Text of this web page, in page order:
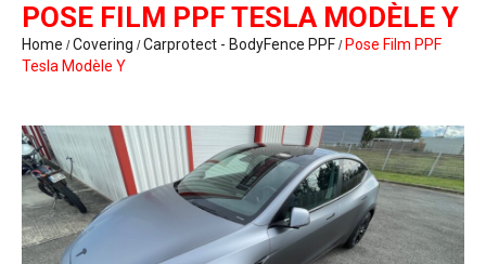
POSE FILM PPF TESLA MODÈLE Y
Home Covering Carprotect - BodyFence PPF
Pose Film PPF
Tesla Modèle Y